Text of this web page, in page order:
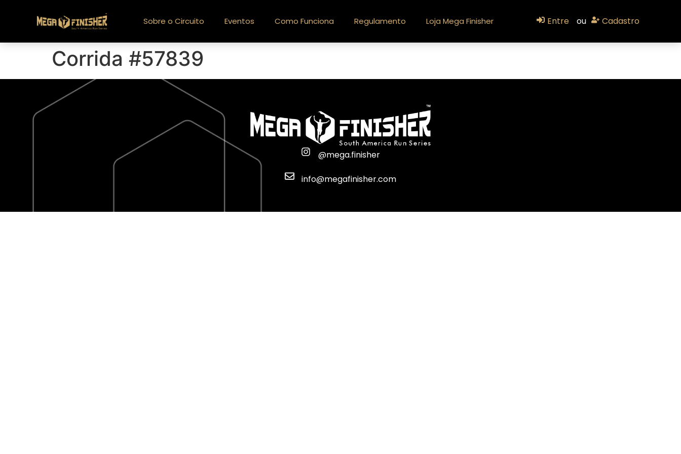
Sobre o Circuito Eventos Como Funciona Regulamento Loja Mega Finisher Entre ou Cadastro
Corrida #57839
@mega.finisher
info@megafinisher.com